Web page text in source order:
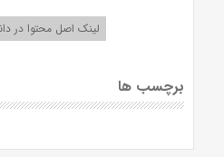
لینک اصل محتوا در
برچسب ها